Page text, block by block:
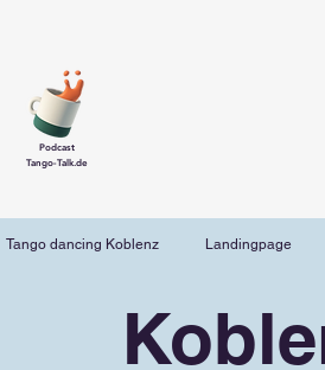
Podcast
Tango-Talk.de
Tango dancing Koblenz Landingpage